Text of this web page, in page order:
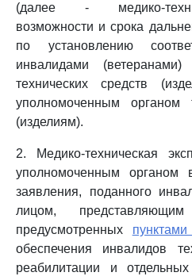
(далее - медико-
возможности и срока
по установлению
инвалидами
технических средств
уполномоченным органом
(изделиям).
2. Медико-техническая
уполномоченным органом
заявления, поданного
лицом,
предусмотренных
обеспечения инвалидов
реабилитации и